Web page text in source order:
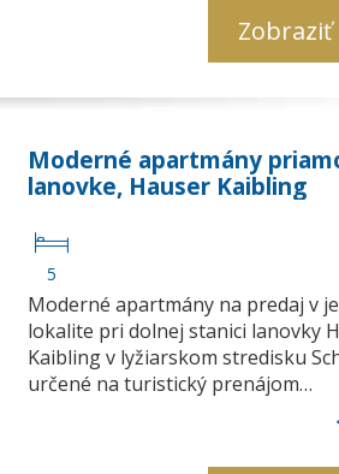
Zobraziť
Moderné apartmány
lanovke, Hauser Kaibling
5
Moderné apartmány na predaj v
lokalite pri dolnej stanici lanovky
Kaibling v lyžiarskom stredisku
určené na turistický prenájom…